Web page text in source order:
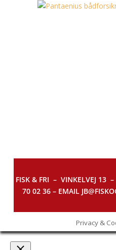
FISK & FRI – VINKELVEJ 13
70 02 36 – EMAIL
Privacy &